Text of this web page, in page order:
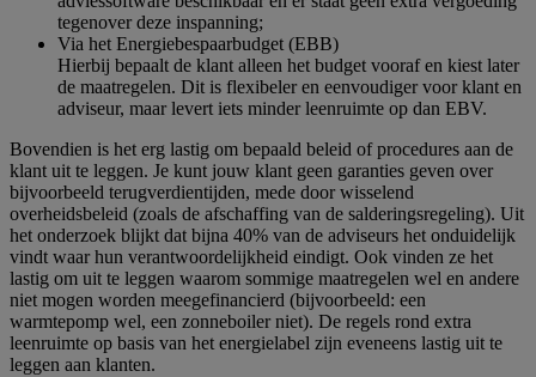
tegenover deze inspanning;
Via het Energiebespaarbudget (EBB)
Hierbij bepaalt de klant alleen het budget vooraf en kiest later
de maatregelen. Dit is flexibeler en eenvoudiger voor klant en
adviseur, maar levert iets minder leenruimte op dan EBV.
Bovendien is het erg lastig om bepaald beleid of procedures aan de
klant uit te leggen. Je kunt jouw klant geen garanties geven over
bijvoorbeeld terugverdientijden, mede door wisselend
overheidsbeleid (zoals de afschaffing van de salderingsregeling). Uit
het onderzoek blijkt dat bijna 40% van de adviseurs het onduidelijk
vindt waar hun verantwoordelijkheid eindigt. Ook vinden ze het
lastig om uit te leggen waarom sommige maatregelen wel en andere
niet mogen worden meegefinancierd (bijvoorbeeld: een
warmtepomp wel, een zonneboiler niet). De regels rond extra
leenruimte op basis van het energielabel zijn eveneens lastig uit te
leggen aan klanten.